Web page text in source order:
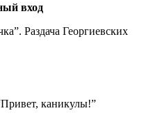
вход
Раздача Георгиевских
каникулы!”